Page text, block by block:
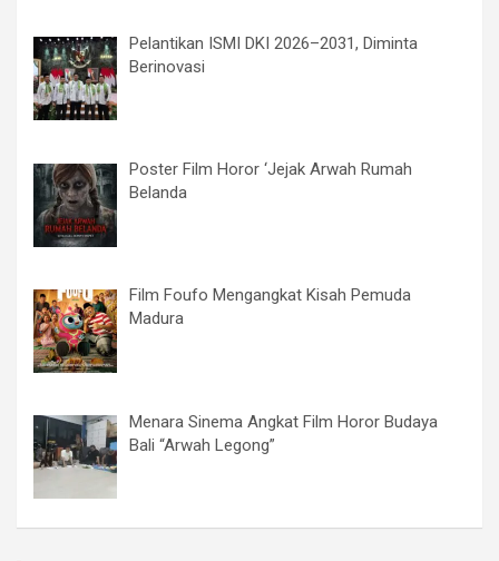
Pelantikan ISMI DKI 2026–2031, Diminta
Berinovasi
Poster Film Horor ‘Jejak Arwah Rumah
Belanda
Film Foufo Mengangkat Kisah Pemuda
Madura
Menara Sinema Angkat Film Horor Budaya
Bali “Arwah Legong”